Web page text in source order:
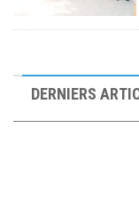
DERNIERS
19 septembre 2025